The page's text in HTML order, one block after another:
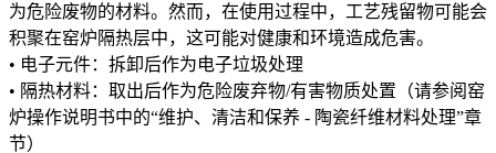
为危险废物的材料。然而，在使用过程中，工艺残留物可能会
积聚在窑炉隔热层中，这可能对健康和环境造成危害。
• 电子元件：拆卸后作为电子垃圾处理
• 隔热材料：取出后作为危险废弃物/有害物质处置（请参阅窑
炉操作说明书中的“维护、清洁和保养 - 陶瓷纤维材料处理”章
节）